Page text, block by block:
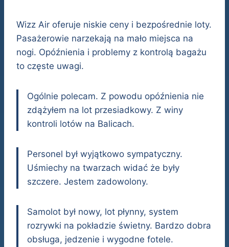
Wizz Air oferuje niskie ceny i bezpośrednie loty.
Pasażerowie narzekają na mało miejsca na
nogi. Opóźnienia i problemy z kontrolą bagażu
to częste uwagi.
Ogólnie polecam. Z powodu opóźnienia nie
zdążyłem na lot przesiadkowy. Z winy
kontroli lotów na Balicach.
Personel był wyjątkowo sympatyczny.
Uśmiechy na twarzach widać że były
szczere. Jestem zadowolony.
Samolot był nowy, lot płynny, system
rozrywki na pokładzie świetny. Bardzo dobra
obsługa, jedzenie i wygodne fotele.